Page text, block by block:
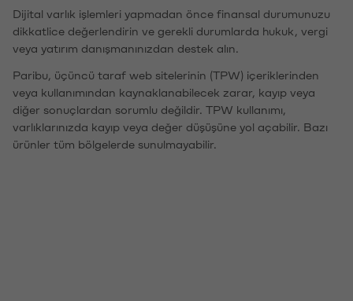
Dijital varlık işlemleri yapmadan önce finansal durumunuzu
dikkatlice değerlendirin ve gerekli durumlarda hukuk, vergi
veya yatırım danışmanınızdan destek alın.
Paribu, üçüncü taraf web sitelerinin (TPW) içeriklerinden
veya kullanımından kaynaklanabilecek zarar, kayıp veya
diğer sonuçlardan sorumlu değildir. TPW kullanımı,
varlıklarınızda kayıp veya değer düşüşüne yol açabilir. Bazı
ürünler tüm bölgelerde sunulmayabilir.